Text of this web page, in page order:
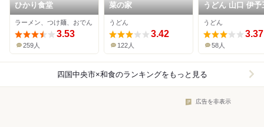
ひかり食堂
ラーメン、つけ麺、おでん
3.53
259人
菜の家
うどん
3.42
122人
うどん 山口 伊予
店
うどん
3.37
58人
四国中央市×和食のランキングをもっと見る
広告を非表示